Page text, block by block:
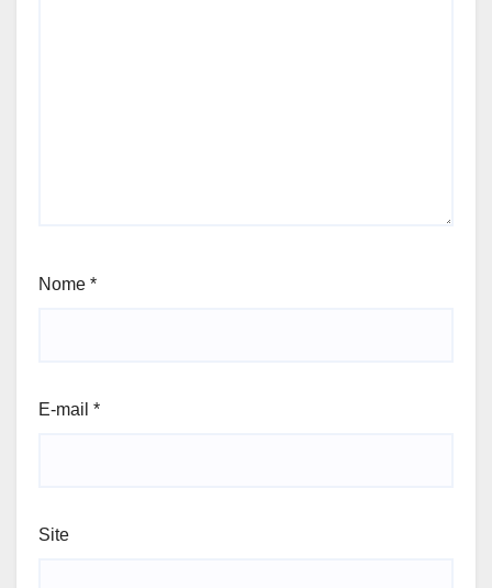
Nome *
E-mail *
Site